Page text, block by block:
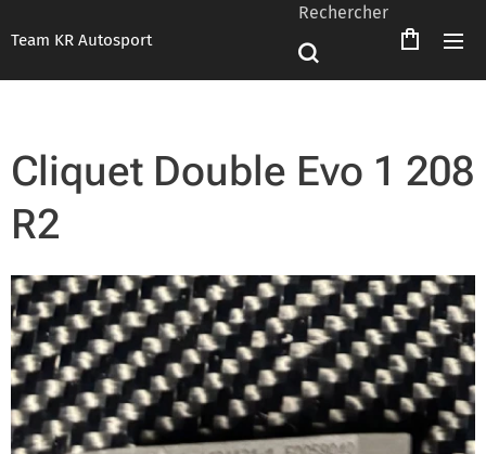
Team KR Autosport
Rechercher
Cliquet Double Evo 1 208
R2